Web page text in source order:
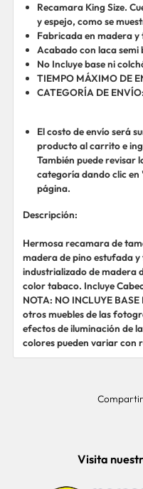
Recamara King Size.
y espejo, como se
Fabricada en madera
Acabado con laca
No Incluye base ni
TIEMPO MÁXIMO DE
CATEGORÍA DE
El costo de envío será
producto al carrito e
También puede revisar
categoría dando clic en
página.
Descripción:
Hermosa recamara de
madera de pino estufada
industrializado de madera
color tabaco. Incluye
NOTA: NO INCLUYE
otros muebles de las
efectos de iluminación de
colores pueden variar con
Visita